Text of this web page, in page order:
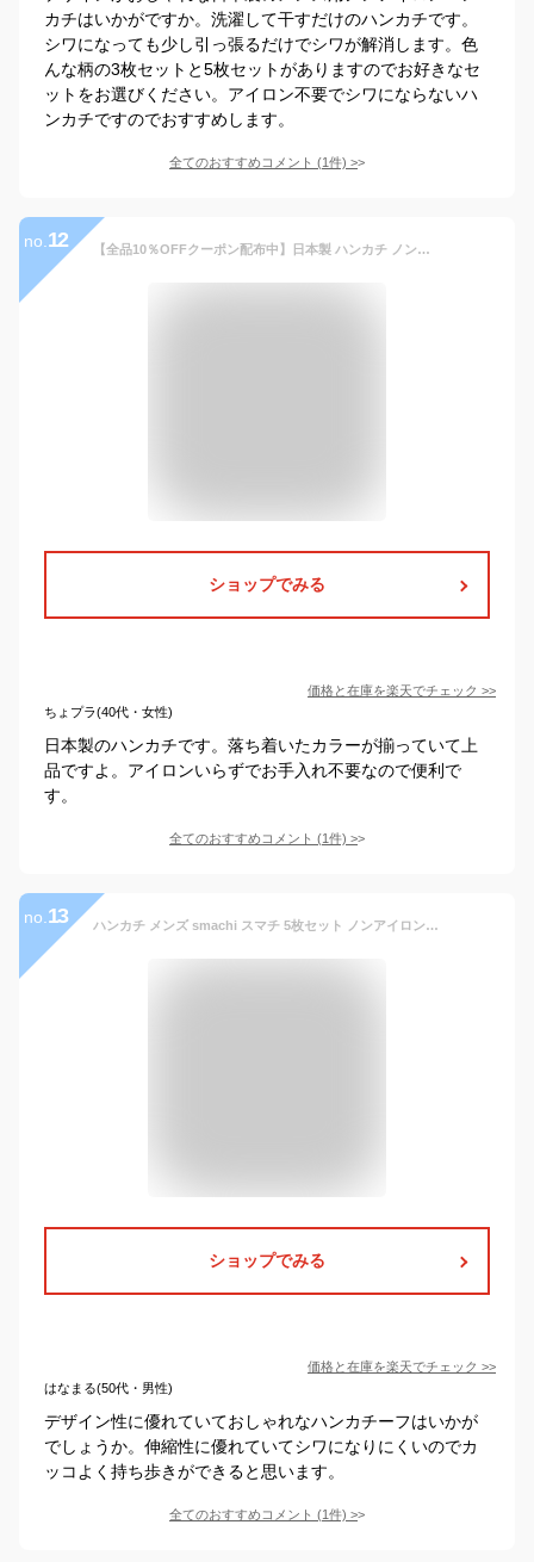
カチはいかがですか。洗濯して干すだけのハンカチです。
シワになっても少し引っ張るだけでシワが解消します。色
んな柄の3枚セットと5枚セットがありますのでお好きなセ
ットをお選びください。アイロン不要でシワにならないハ
ンカチですのでおすすめします。
全てのおすすめコメント (1件) >
no. 12 【全品10％OFFクーポン配布中】日本製 ハンカチ ノンアイロン 高吸水 【ケース入り】smachi / 約25×25cm タオル スマチ 抗菌 防臭 チェック ボーダー 花柄 メンズ レディース プレゼント ギフト 送料無料
ショップでみる
価格と在庫を楽天でチェック >>
ちょプラ(40代・女性)
日本製のハンカチです。落ち着いたカラーが揃っていて上
品ですよ。アイロンいらずでお手入れ不要なので便利で
す。
全てのおすすめコメント (1件) >
no. 13 ハンカチ メンズ smachi スマチ 5枚セット ノンアイロンハンカチ ハンカチーフ 日本製 約25cm×25cm ポケットチーフ プレゼント ギフト お返し 贈り物 お祝い 父の日 敬老の日 国産 今治産 吸水速乾 吸水 速乾 サステナブル 福袋
ショップでみる
価格と在庫を楽天でチェック >>
はなまる(50代・男性)
デザイン性に優れていておしゃれなハンカチーフはいかが
でしょうか。伸縮性に優れていてシワになりにくいのでカ
ッコよく持ち歩きができると思います。
全てのおすすめコメント (1件) >